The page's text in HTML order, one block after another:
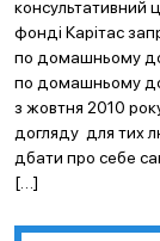
консультативний
фонді Карітас
по домашньому
по домашньому
з жовтня 2010
догляду для тих
дбати про себе
[…]